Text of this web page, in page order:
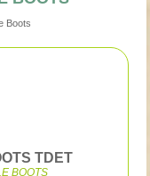
Boots
TDET
BOOTS